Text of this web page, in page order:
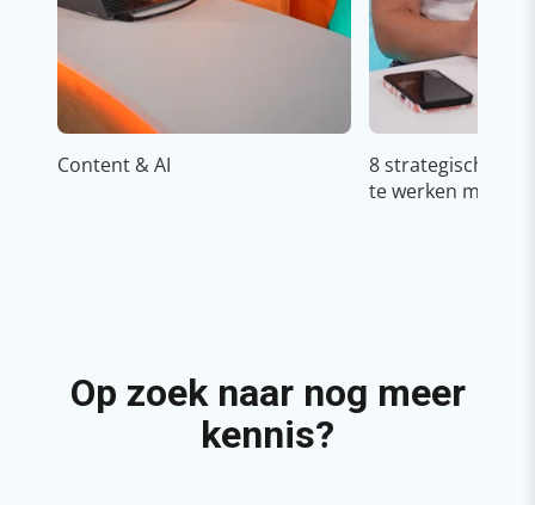
Content & AI
8 strategische
te werken met
Op zoek naar nog meer
kennis?